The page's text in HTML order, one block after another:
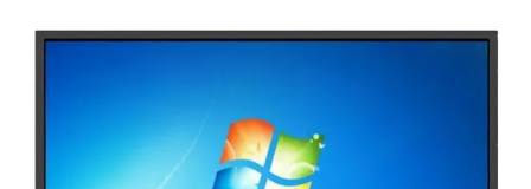
EIN
SITEMAP